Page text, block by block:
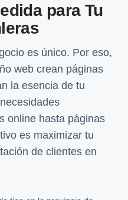
para Tu
es único. Por eso,
web crean páginas
la esencia de tu
online hasta páginas
es maximizar tu
de clientes en